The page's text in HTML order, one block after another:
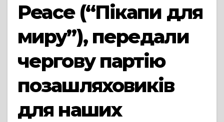
Peace (“Пікапи для
миру”), передали
чергову партію
позашляховиків
для наших